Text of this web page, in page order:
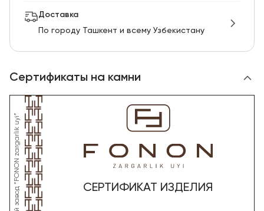
Доставка
По городу Ташкент и всему Узбекистану
Сертификаты на камни
СЕРТИФИКАТ ИЗДЕЛИЯ